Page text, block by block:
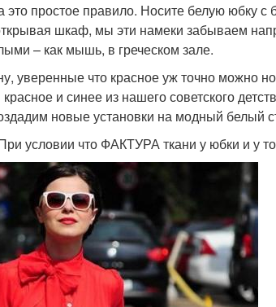
простое правило. Носите белую юбку с
шкаф, мы эти намеки забываем
– как мышь, в греческом зале.
уверенные что красное уж точно можно
и синее из нашего советского
новые установки на модный белый
условии что ФАКТУРА ткани у юбки и у